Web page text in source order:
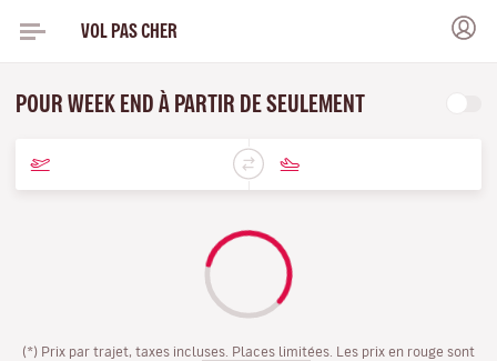
VOL PAS CHER
POUR WEEK END À PARTIR DE SEULEMENT
(*) Prix par trajet, taxes incluses. Places limitées. Les prix en rouge sont